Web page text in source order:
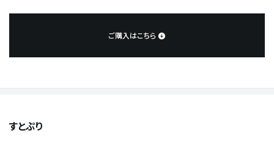
ご購入はこちら
すとぷり